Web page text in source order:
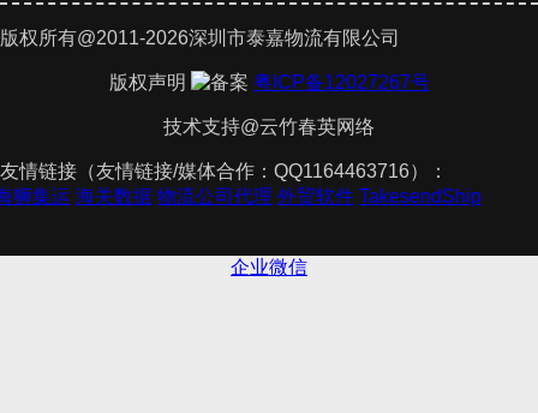
版权所有@2011-2026深圳市泰嘉物流有限公司
版权声明 粤ICP备12027267号
技术支持@云竹春英网络
友情链接（友情链接/媒体合作：QQ1164463716）：
海狮集运 海关数据 物流公司代理 外贸软件 TakesendShip
企业微信